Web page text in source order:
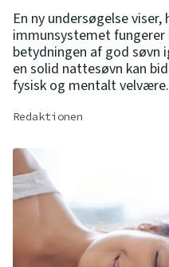
En ny undersøgelse
immunsystemet
betydningen af god søvn
en solid nattesøvn kan
fysisk og mentalt velvære.
Redaktionen